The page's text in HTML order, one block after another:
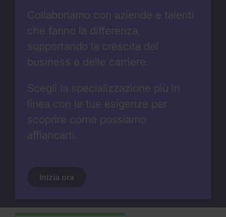
Collaboriamo con aziende e talenti
che fanno la differenza,
supportando la crescita del
business e delle carriere.
Scegli la specializzazione più in
linea con le tue esigenze per
scoprire come possiamo
affiancarti.
Inizia ora